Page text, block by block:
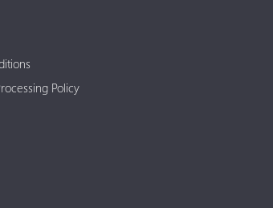
Policy